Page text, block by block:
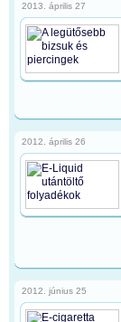
2013. április 27
2012. április 26
2012. június 25